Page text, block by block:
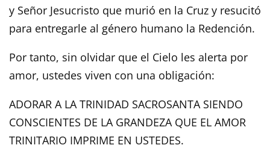
y Señor Jesucristo que murió en la Cruz y resucitó
para entregarle al género humano la Redención.
Por tanto, sin olvidar que el Cielo les alerta por
amor, ustedes viven con una obligación:
ADORAR A LA TRINIDAD SACROSANTA SIENDO
CONSCIENTES DE LA GRANDEZA QUE EL AMOR
TRINITARIO IMPRIME EN USTEDES.